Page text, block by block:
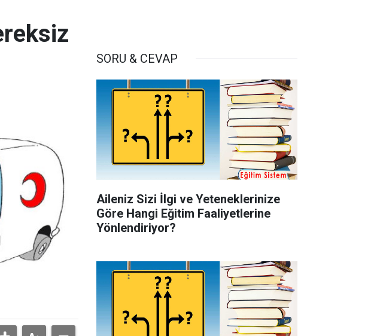
SORU & CEVAP
Aileniz Sizi İlgi ve Yeteneklerinize
Göre Hangi Eğitim Faaliyetlerine
Yönlendiriyor?